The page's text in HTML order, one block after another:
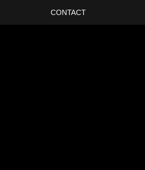
CONTACT